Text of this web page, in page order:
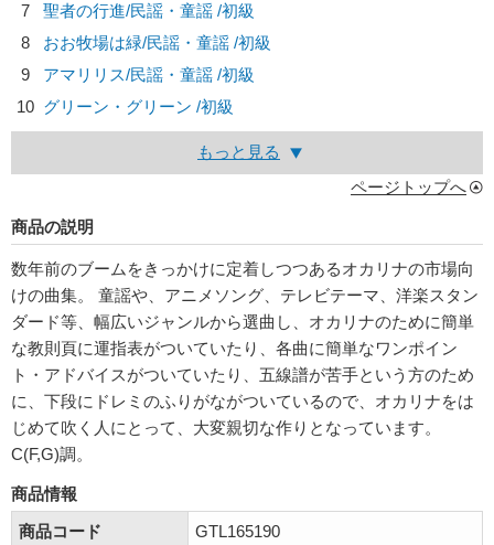
7
聖者の行進/民謡・童謡 /初級
8
おお牧場は緑/民謡・童謡 /初級
9
アマリリス/民謡・童謡 /初級
10 グリーン・グリーン /初級
もっと見る
ページトップへ
商品の説明
数年前のブームをきっかけに定着しつつあるオカリナの市場向
けの曲集。 童謡や、アニメソング、テレビテーマ、洋楽スタン
ダード等、幅広いジャンルから選曲し、オカリナのために簡単
な教則頁に運指表がついていたり、各曲に簡単なワンポイン
ト・アドバイスがついていたり、五線譜が苦手という方のため
に、下段にドレミのふりがながついているので、オカリナをは
じめて吹く人にとって、大変親切な作りとなっています。
C(F,G)調。
商品情報
商品コード
GTL165190